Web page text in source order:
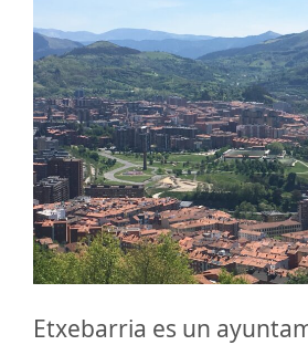
Etxebarria es un